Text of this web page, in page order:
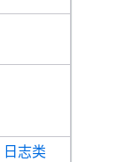
日志类